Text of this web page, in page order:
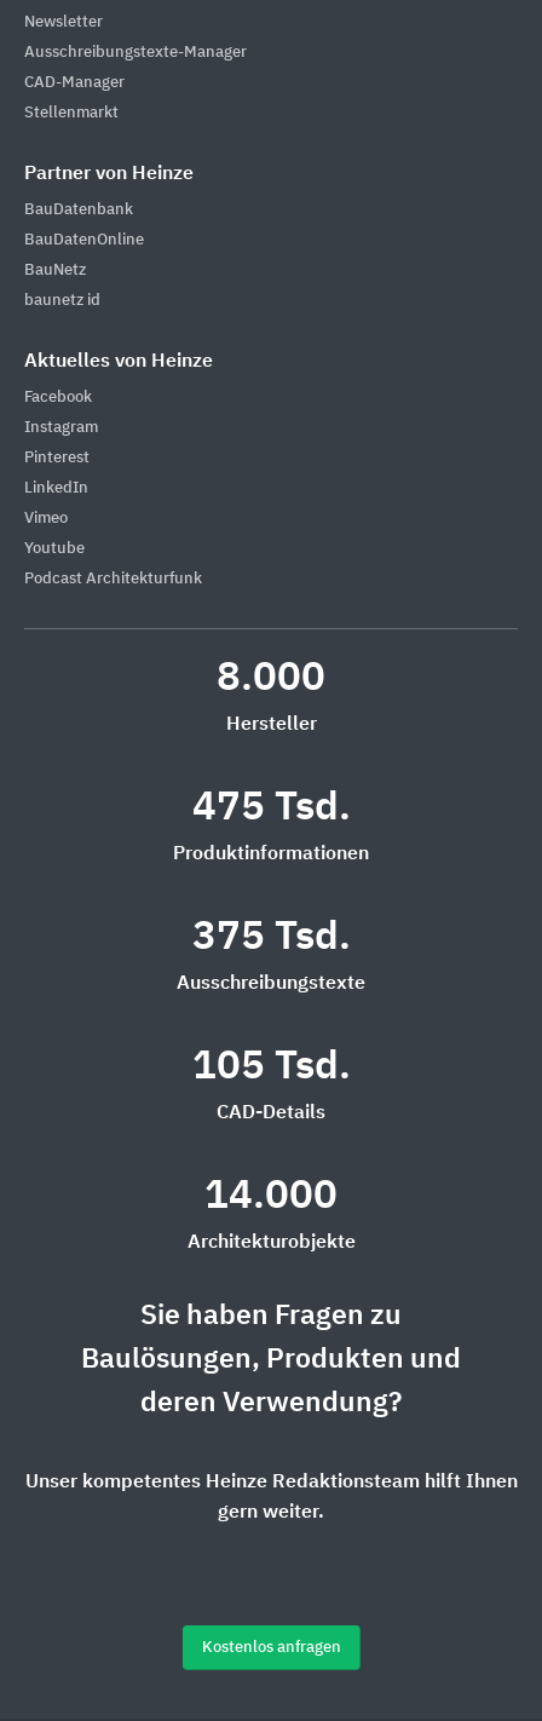
Newsletter
Ausschreibungstexte-Manager
CAD-Manager
Stellenmarkt
Partner von Heinze
BauDatenbank
BauDatenOnline
BauNetz
baunetz id
Aktuelles von Heinze
Facebook
Instagram
Pinterest
LinkedIn
Vimeo
Youtube
Podcast Architekturfunk
8.000
Hersteller
475 Tsd.
Produktinformationen
375 Tsd.
Ausschreibungstexte
105 Tsd.
CAD-Details
14.000
Architekturobjekte
Sie haben Fragen zu
Baulösungen, Produkten und
deren Verwendung?
Unser kompetentes Heinze Redaktionsteam hilft Ihnen
gern weiter.
Kostenlos anfragen